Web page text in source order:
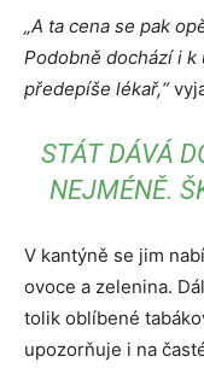
„A ta cena se pak
Podobně dochází i
předepíše lékař,“
STÁT DÁVÁ
NEJMÉNĚ.
V kantýně se jim
ovoce a zelenina.
tolik oblíbené
upozorňuje i na